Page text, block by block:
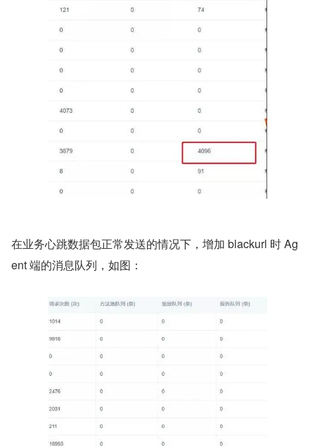
在业务心跳数据包正常发送的情况下，增加 blackurl 时 Ag
ent 端的消息队列，如图：